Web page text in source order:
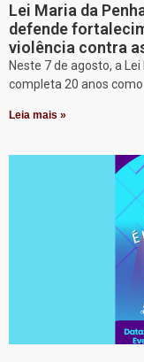
Lei Maria da
defende
violência contra
Neste 7 de agosto, a
completa 20 anos
Leia mais »